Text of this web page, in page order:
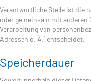
Verantwortliche Stelle ist die
oder gemeinsam mit anderen
Verarbeitung von
Adressen o. Ä.) entscheidet.
Speicherdauer